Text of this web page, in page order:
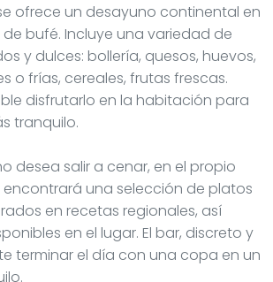
ofrece un desayuno continental en
bufé. Incluye una variedad de
y dulces: bollería, quesos, huevos,
o frías, cereales, frutas frescas.
disfrutarlo en la habitación para
tranquilo.
desea salir a cenar, en el propio
una selección de platos
en recetas regionales, así
en el lugar. El bar, discreto y
terminar el día con una copa en un